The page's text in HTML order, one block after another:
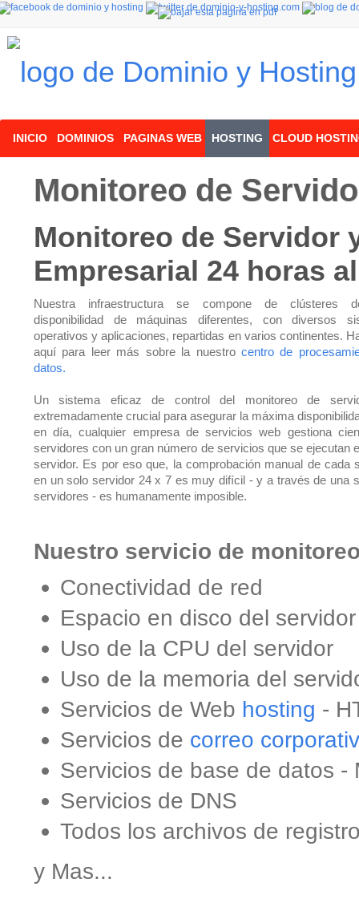
INICIO DOMINIOS PAGINAS WEB HOSTING CLOUD
Monitoreo de
Monitoreo de Servidor
Empresarial 24 horas
Nuestra infraestructura se compone de clústeres
disponibilidad de máquinas diferentes, con diversos
operativos y aplicaciones, repartidas en varios continentes.
aquí para leer más sobre la nuestro centro de
datos.
Un sistema eficaz de control del monitoreo de
extremadamente crucial para asegurar la máxima
en día, cualquier empresa de servicios web gestiona
servidores con un gran número de servicios que se ejecutan
servidor. Es por eso que, la comprobación manual de cada
en un solo servidor 24 x 7 es muy difícil - y a través de una
servidores - es humanamente imposible.
Nuestro servicio de
Conectividad de red
Espacio en disco del servidor
Uso de la CPU del servidor
Uso de la memoria del
Servicios de Web hosting -
Servicios de correo
Servicios de base de datos -
Servicios de DNS
Todos los archivos de
y Mas...